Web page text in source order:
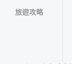
旅遊攻略